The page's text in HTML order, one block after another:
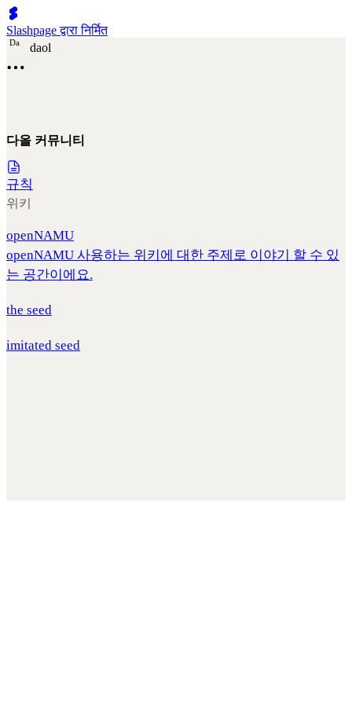
Slashpage द्वारा निर्मित
Da daol
다올 커뮤니티
규칙
위키
openNAMU
openNAMU 사용하는 위키에 대한 주제로 이야기 할 수 있
는 공간이에요.
the seed
imitated seed